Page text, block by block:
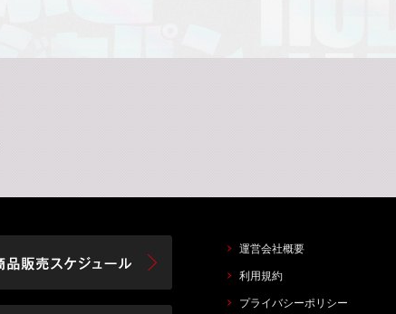
運営会社概要
利用規約
プライバシーポリシー